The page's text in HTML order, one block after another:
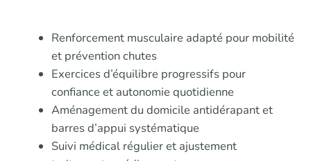
Renforcement musculaire adapté pour mobilité
et prévention chutes
Exercices d’équilibre progressifs pour
confiance et autonomie quotidienne
Aménagement du domicile antidérapant et
barres d’appui systématique
Suivi médical régulier et ajustement